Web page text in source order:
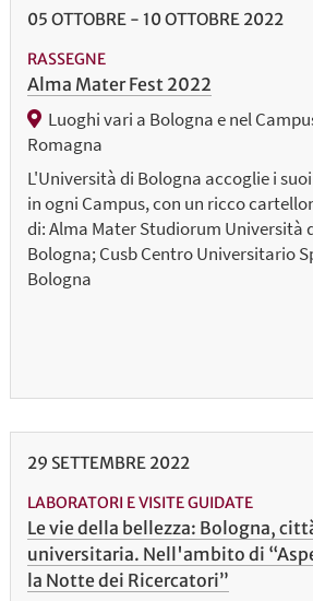
05 OTTOBRE - 10OTTOBRE 2022
RASSEGNE
Alma Mater Fest 2022
Luoghi vari a Bologna e nel
Romagna
L'Università di Bologna accoglie i
in ogni Campus, con un ricco
di: Alma Mater Studiorum Università
Bologna; Cusb Centro Universitario
Bologna
29 SETTEMBRE 2022
LABORATORI E VISITE GUIDATE
Le vie della bellezza: Bologna,
universitaria. Nell'ambito di
la Notte dei Ricercatori”